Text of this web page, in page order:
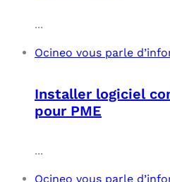
...
Ocineo vous parle
Installer logiciel
pour PME
...
Ocineo vous parle